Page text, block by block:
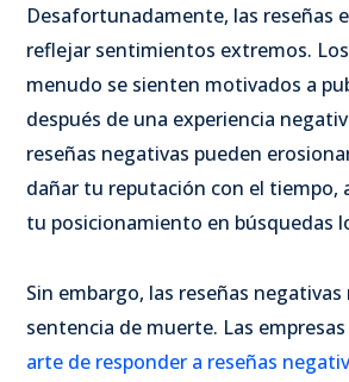
Desafortunadamente, las reseñas
reflejar sentimientos extremos.
menudo se sienten motivados a
después de una experiencia
reseñas negativas pueden
dañar tu reputación con el tiempo,
tu posicionamiento en búsquedas
Sin embargo, las reseñas
sentencia de muerte. Las
arte de responder a reseñas